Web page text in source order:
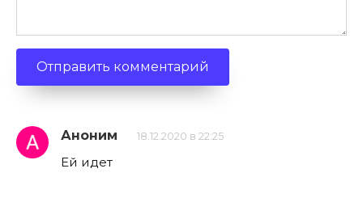
Аноним 18.12.2020 в 22:25
Ей идет